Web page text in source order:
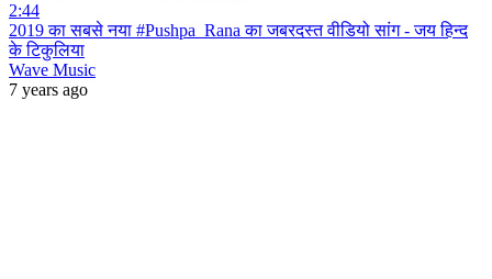
2:44
2019 का सबसे नया #Pushpa_Rana का जबरदस्त वीडियो सांग - जय हिन्द
के टिकुलिया
Wave Music
7 years ago